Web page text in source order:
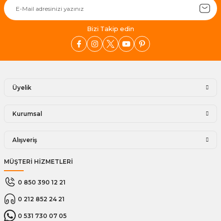
Bizi Takip edin
Üyelik
Kurumsal
Alışveriş
MÜŞTERİ HİZMETLERİ
0 850 390 12 21
0 212 852 24 21
0 531 730 07 05